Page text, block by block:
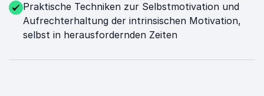
Praktische Techniken zur Selbstmotivation und
Aufrechterhaltung der intrinsischen Motivation,
selbst in herausfordernden Zeiten